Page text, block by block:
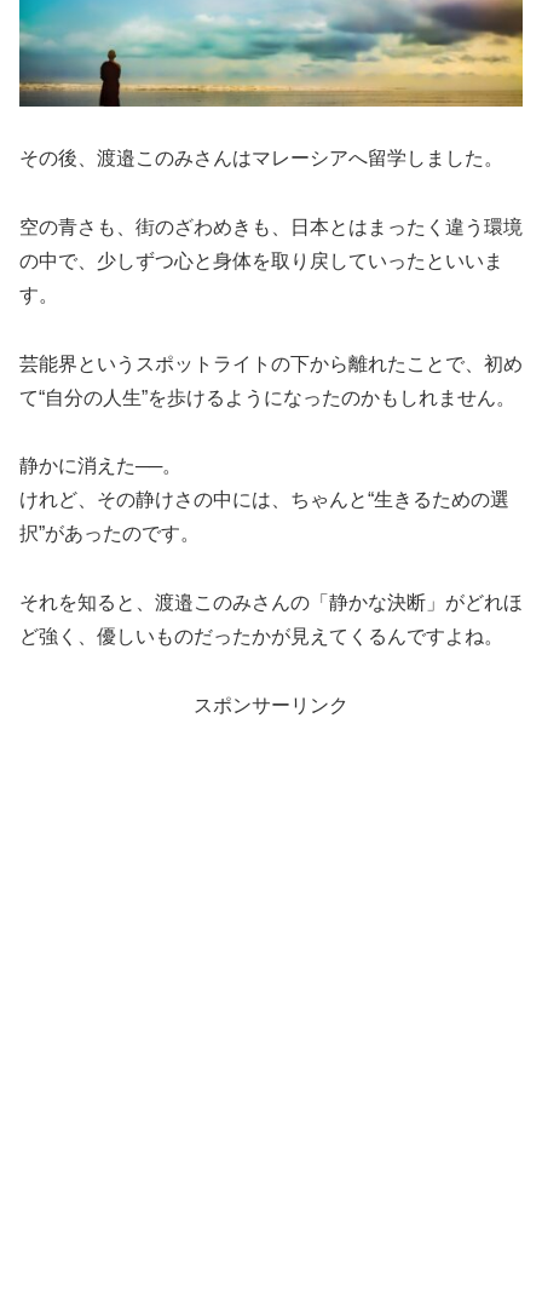
その後、渡邉このみさんはマレーシアへ留学しました。
空の青さも、街のざわめきも、日本とはまったく違う環境
の中で、少しずつ心と身体を取り戻していったといいま
す。
芸能界というスポットライトの下から離れたことで、初め
て“自分の人生”を歩けるようになったのかもしれません。
静かに消えた──。
けれど、その静けさの中には、ちゃんと“生きるための選
択”があったのです。
それを知ると、渡邉このみさんの「静かな決断」がどれほ
ど強く、優しいものだったかが見えてくるんですよね。
スポンサーリンク